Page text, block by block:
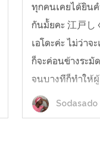
ทุกคนเคยได้ยินค
กันมั้ยคะ 江戸し
เอโดะค่ะ ไม่ว่าจ
ก็จะค่อนข้างระมั
จนบางทีก็ทำให้ผู้
คิดถึงคนอื่นได้ข
มารยาทดีขนาด
Sodasado